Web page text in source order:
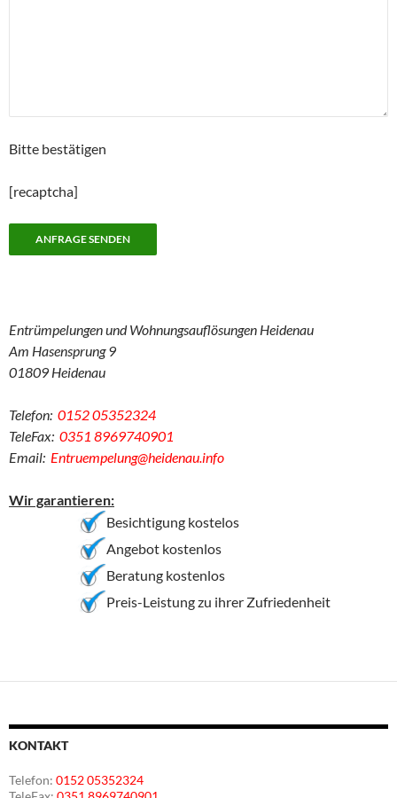
Bitte bestätigen
[recaptcha]
Entrümpelungen und Wohnungsauflösungen Heidenau
Am Hasensprung 9
01809 Heidenau
Telefon: 0152 05352324
TeleFax: 0351 8969740901
Email: Entruempelung@heidenau.info
Wir garantieren:
Besichtigung kostelos
Angebot kostenlos
Beratung kostenlos
Preis-Leistung zu ihrer Zufriedenheit
KONTAKT
Telefon: 0152 05352324